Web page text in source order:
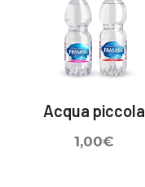
Acqua piccola
1,00€